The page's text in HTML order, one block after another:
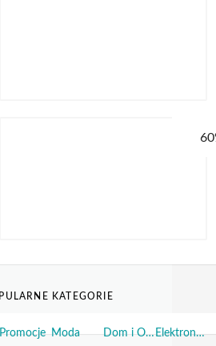
KATEGORIE
Promocje Moda Dom i Ogród Elektronika